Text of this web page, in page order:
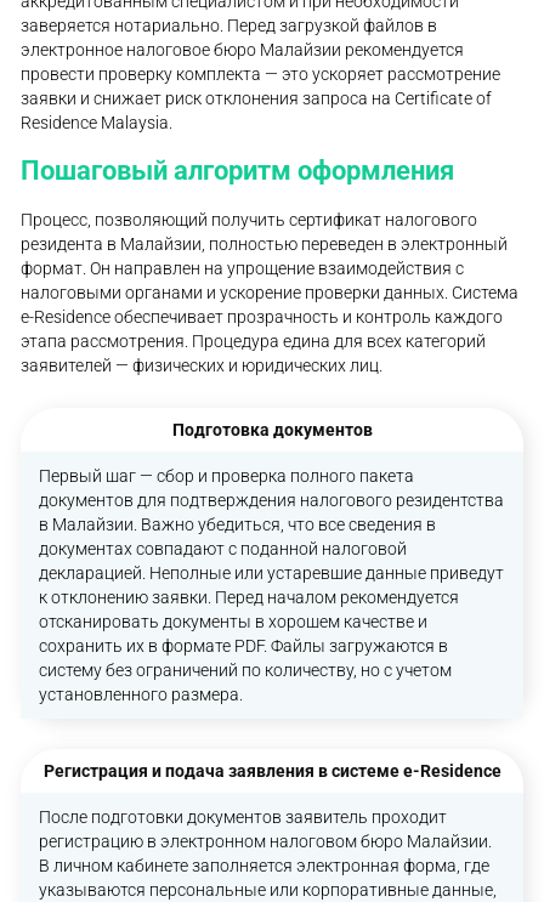
заверяется нотариально. Перед загрузкой файлов в
электронное налоговое бюро Малайзии рекомендуется
провести проверку комплекта — это ускоряет рассмотрение
заявки и снижает риск отклонения запроса на Certificate of
Residence Malaysia.
Пошаговый алгоритм оформления
Процесс, позволяющий получить сертификат налогового
резидента в Малайзии, полностью переведен в электронный
формат. Он направлен на упрощение взаимодействия с
налоговыми органами и ускорение проверки данных. Система
e-Residence обеспечивает прозрачность и контроль каждого
этапа рассмотрения. Процедура едина для всех категорий
заявителей — физических и юридических лиц.
Подготовка документов
Первый шаг — сбор и проверка полного пакета
документов для подтверждения налогового резидентства
в Малайзии. Важно убедиться, что все сведения в
документах совпадают с поданной налоговой
декларацией. Неполные или устаревшие данные приведут
к отклонению заявки. Перед началом рекомендуется
отсканировать документы в хорошем качестве и
сохранить их в формате PDF. Файлы загружаются в
систему без ограничений по количеству, но с учетом
установленного размера.
Регистрация и подача заявления в системе e-Residence
После подготовки документов заявитель проходит
регистрацию в электронном налоговом бюро Малайзии.
В личном кабинете заполняется электронная форма, где
указываются персональные или корпоративные данные,